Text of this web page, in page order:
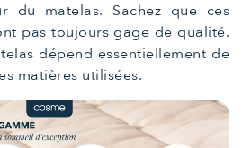
du matelas. Sachez que ces
pas toujours gage de qualité.
dépend essentiellement de
matières utilisées.